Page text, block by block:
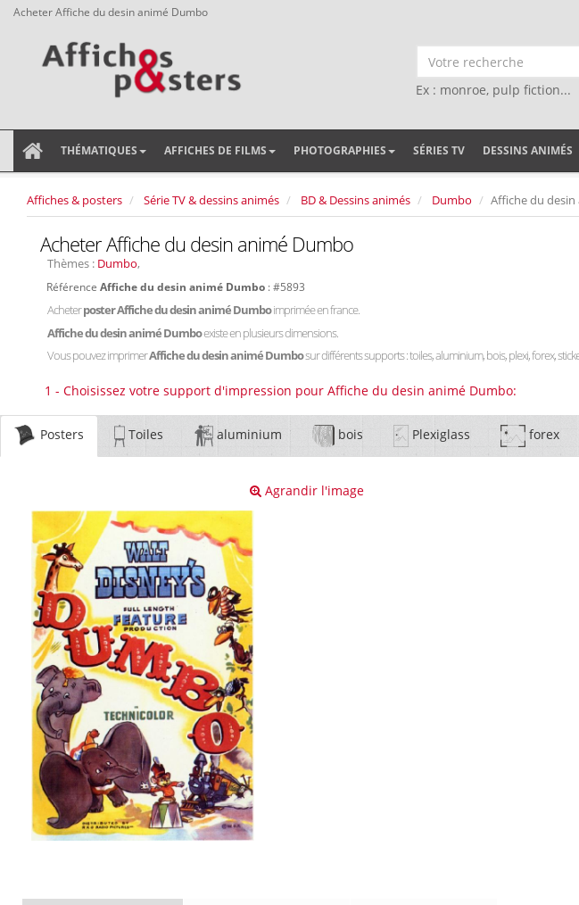
Acheter Affiche du desin animé Dumbo
Ex : monroe, pulp fiction...
THÉMATIQUES AFFICHES DE FILMS PHOTOGRAPHIES SÉRIES TV DESSINS ANIMÉS
Affiches & posters Série TV & dessins animés BD & Dessins animés Dumbo Affiche du
Acheter Affiche du desin animé Dumbo
Thèmes : Dumbo,
Référence Affiche du desin animé Dumbo : #5893
Acheterposter Affiche du desin animé Dumboimprimée en france.
Affiche du desin animé Dumboexiste en plusieurs dimensions.
Vous pouvez imprimerAffiche du desin animé Dumbosur différents supports : toiles, aluminium, bois, plexi, forex,
1 - Choisissez votre support d'impression pour Affiche du desin animé Dumbo:
Posters Toiles aluminium bois Plexiglass forex
Agrandir l'image